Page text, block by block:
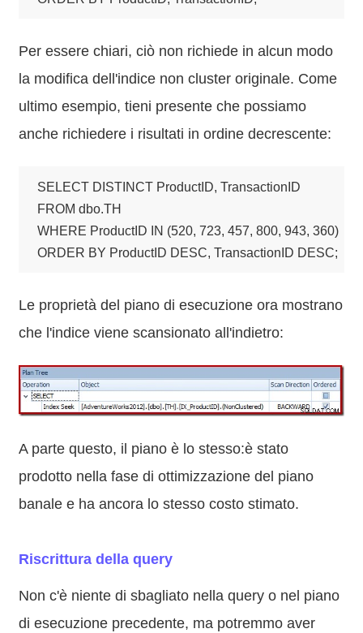
Per essere chiari, ciò non richiede in alcun modo
la modifica dell'indice non cluster originale. Come
ultimo esempio, tieni presente che possiamo
anche richiedere i risultati in ordine decrescente:
SELECT DISTINCT ProductID, TransactionID
FROM dbo.TH
WHERE ProductID IN (520, 723, 457, 800, 943, 360)
ORDER BY ProductID DESC, TransactionID DESC;
Le proprietà del piano di esecuzione ora mostrano
che l'indice viene scansionato all'indietro:
A parte questo, il piano è lo stesso:è stato
prodotto nella fase di ottimizzazione del piano
banale e ha ancora lo stesso costo stimato.
Riscrittura della query
Non c'è niente di sbagliato nella query o nel piano
di esecuzione precedente, ma potremmo aver